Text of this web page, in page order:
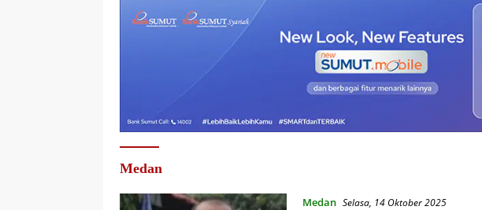
Medan
Medan Selasa, 14 Oktober 2025